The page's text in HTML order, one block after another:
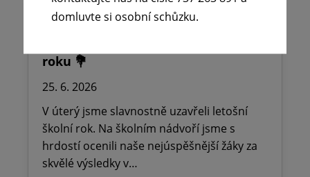
roku 💐
25. 6. 2026
V úterý jsme slavnostně uzavřeli letošní
školní rok. Na školním nádvoří jsme s
hrdostí ocenili naše nejúspěšnější žáky za
skvělé výsledky v…
domluvte si osobní schůzku.